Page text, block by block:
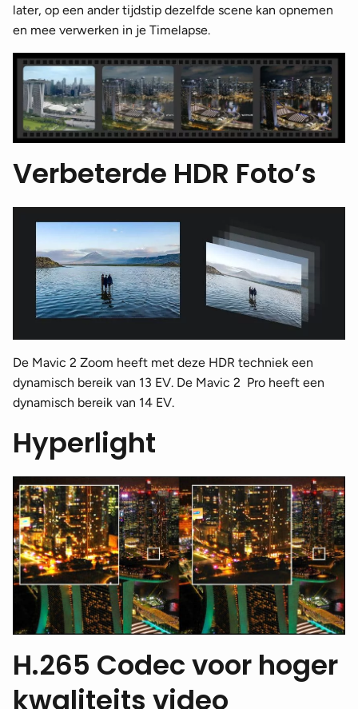
later, op een ander tijdstip dezelfde scene kan opnemen
en mee verwerken in je Timelapse.
Verbeterde HDR Foto’s
De Mavic 2 Zoom heeft met deze HDR techniek een
dynamisch bereik van 13 EV. De Mavic 2 Pro heeft een
dynamisch bereik van 14 EV.
Hyperlight
H.265 Codec voor hoger
kwaliteits video